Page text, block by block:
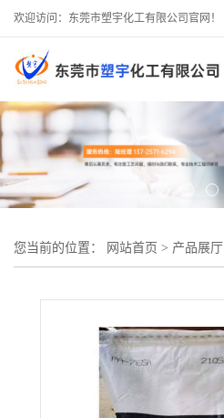
欢迎访问：东莞市塑宇化工有限公司官网！
您当前的位置： 网站首页 > 产品展厅